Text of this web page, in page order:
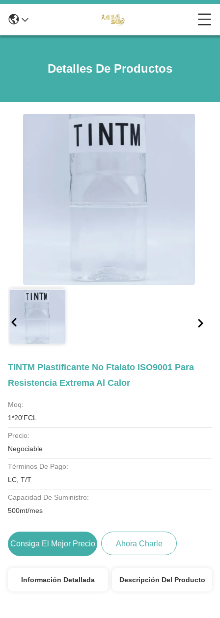
Detalles De Productos
TINTM Plastificante No Ftalato ISO9001 Para
Resistencia Extrema Al Calor
Moq:
1*20'FCL
Precio:
Negociable
Términos De Pago:
LC, T/T
Capacidad De Suministro:
500mt/mes
Consiga El Mejor Precio Ahora Charle
Información Detallada Descripción Del Producto